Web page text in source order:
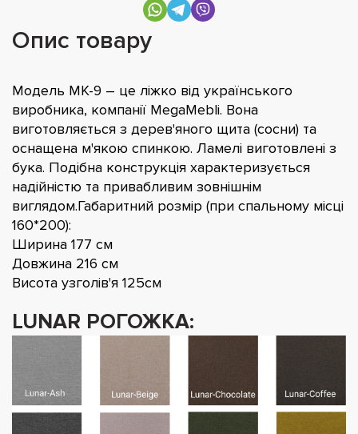
Опис товару
Модель МК-9 – це ліжко від українського
виробника, компанії MegaMebli. Вона
виготовляється з дерев'яного щита (сосни) та
оснащена м'якою спинкою. Ламелі виготовлені з
бука. Подібна конструкція характеризується
надійністю та привабливим зовнішнім
виглядом.Габаритний розмір (при спальному місці
160*200):
Ширина 177 см
Довжина 216 см
Висота узголів'я 125см
LUNAR РОГОЖКА: